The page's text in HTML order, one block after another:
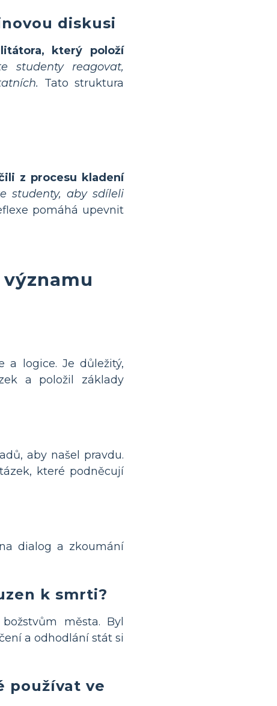
diskusi
který položí
studenty reagovat,
Tato struktura
z procesu kladení
studenty, aby sdíleli
pomáhá upevnit
a logice. Je důležitý,
a položil základy
aby našel pravdu.
které podněcují
dialog a zkoumání
k smrti?
města. Byl
a odhodlání stát si
používat ve